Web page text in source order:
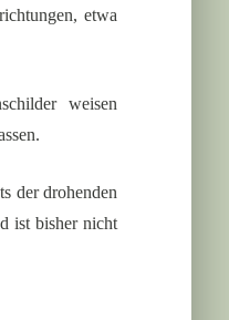
etwa
weisen
der drohenden
ist bisher nicht